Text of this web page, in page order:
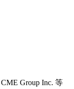
Group Inc. 等